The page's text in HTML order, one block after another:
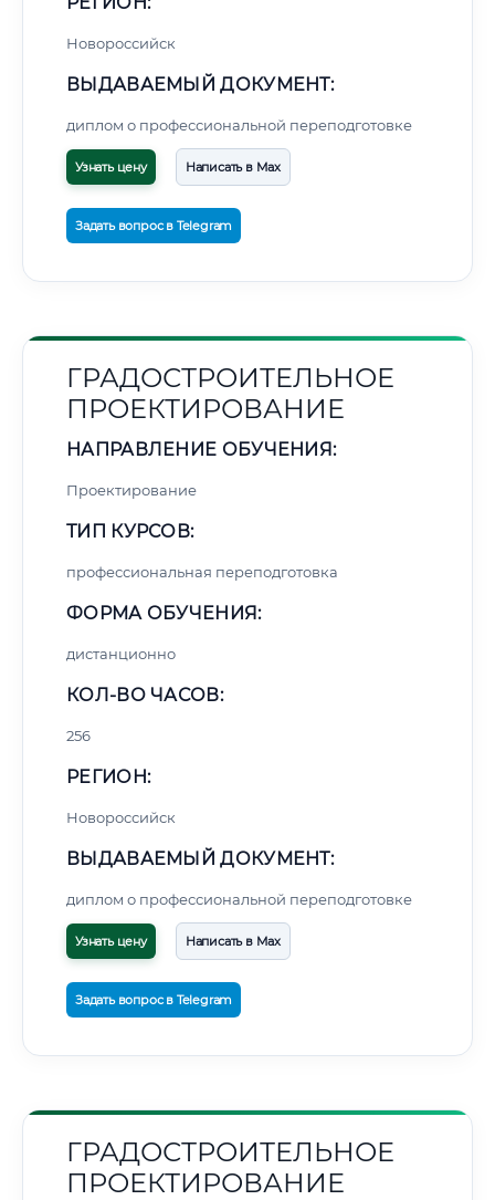
Новороссийск
ВЫДАВАЕМЫЙ ДОКУМЕНТ:
диплом о профессиональной переподготовке
Узнать цену Написать в Max
Задать вопрос в Telegram
ГРАДОСТРОИТЕЛЬНОЕ
ПРОЕКТИРОВАНИЕ
НАПРАВЛЕНИЕ ОБУЧЕНИЯ:
Проектирование
ТИП КУРСОВ:
профессиональная переподготовка
ФОРМА ОБУЧЕНИЯ:
дистанционно
КОЛ-ВО ЧАСОВ:
256
РЕГИОН:
Новороссийск
ВЫДАВАЕМЫЙ ДОКУМЕНТ:
диплом о профессиональной переподготовке
Узнать цену Написать в Max
Задать вопрос в Telegram
ГРАДОСТРОИТЕЛЬНОЕ
ПРОЕКТИРОВАНИЕ